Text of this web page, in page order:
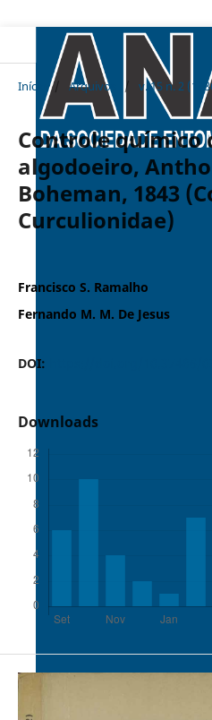
Início / Arquivos / v. 15 n. 2
Controle químico
algodoeiro,
Boheman, 1843
Curculionidae)
Francisco S. Ramalho
Fernando M. M. De Jesus
DOI:
Downloads